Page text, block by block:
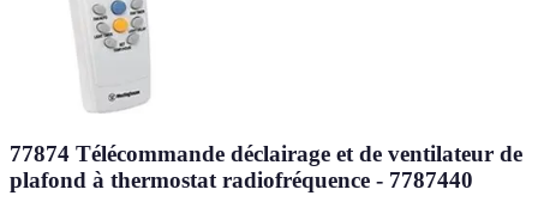
77874 Télécommande déclairage et de ventilateur de
plafond à thermostat radiofréquence - 7787440